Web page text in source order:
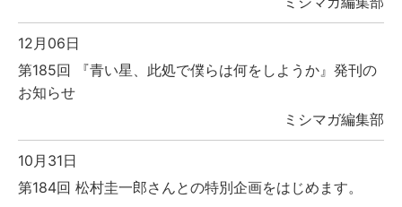
12月06日
第185回 『青い星、此処で僕らは何をしようか』発刊の
お知らせ
ミシマガ編集部
10月31日
第184回 松村圭一郎さんとの特別企画をはじめます。